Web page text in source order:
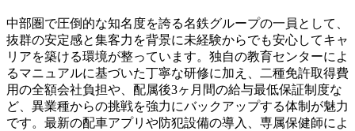
中部圏で圧倒的な知名度を誇る名鉄グループの一員として、
抜群の安定感と集客力を背景に未経験からでも安心してキャ
リアを築ける環境が整っています。独自の教育センターによ
るマニュアルに基づいた丁寧な研修に加え、二種免許取得費
用の全額会社負担や、配属後3ヶ月間の給与最低保証制度な
ど、異業種からの挑戦を強力にバックアップする体制が魅力
です。最新の配車アプリや防犯設備の導入、専属保健師によ